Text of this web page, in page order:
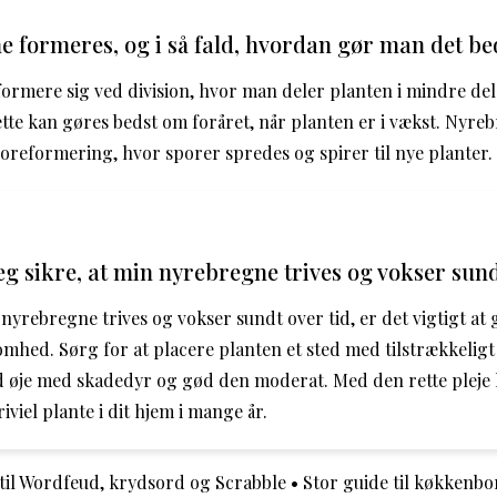
formeres, og i så fald, hvordan gør man det
sig ved division, hvor man deler planten i mindre
kan gøres bedst om foråret, når planten er i vækst.
hvor sporer spredes og spirer til nye planter.
sikre, at min nyrebregne trives og vokser
trives og vokser sundt over tid, er det vigtigt at
Sørg for at placere planten et sted med tilstrækkeligt
med skadedyr og gød den moderat. Med den rette
plante i dit hjem i mange år.
Wordfeud, krydsord og Scrabble • Stor guide til